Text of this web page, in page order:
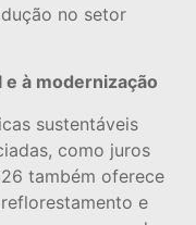
no setor
à modernização
sustentáveis
como juros
também oferece
e